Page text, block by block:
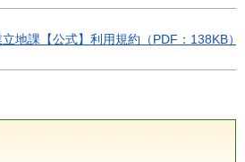
地課【公式】利用規約（PDF：138KB）